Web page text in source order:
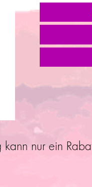
kann nur ein